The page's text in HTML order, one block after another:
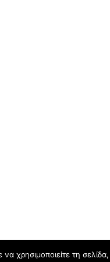
για τον
χρησιμοποιείτε τη